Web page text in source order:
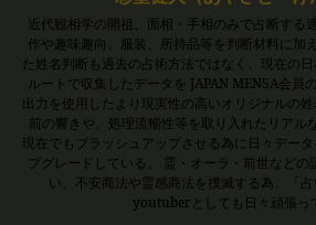
近代観相学の開祖。面相・手相のみで占断する
作や趣味趣向、服装、所持品等を判断材料に加
た姓名判断も過去の占術方法ではなく、現在の
ルートで収集したデータを JAPAN MENSA会員
出力を使用したより現実性の高いオリジナルの
前の響きや、処理流暢性等を取り入れたリアル
現在でもブラッシュアップさせる為に日々デー
プグレードしている。 霊・オーラ・前世など
い、不安商法や霊感商法を撲滅する為、「
youtuberとしても日々頑張っ